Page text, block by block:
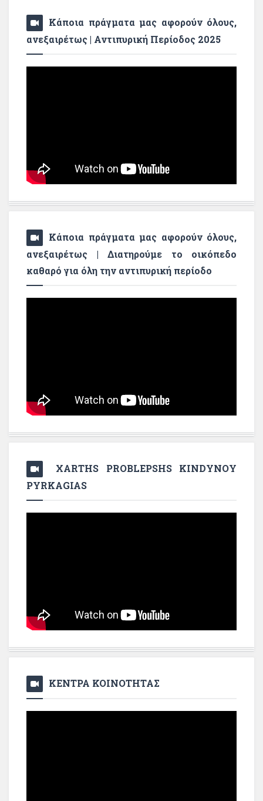
Κάποια πράγματα μας αφορούν όλους,
ανεξαιρέτως | Αντιπυρική Περίοδος 2025
Κάποια πράγματα μας αφορούν όλους,
ανεξαιρέτως | Διατηρούμε το οικόπεδο
καθαρό για όλη την αντιπυρική περίοδο
XARTHS PROBLEPSHS KINDYNOY
PYRKAGIAS
ΚΕΝΤΡΑ ΚΟΙΝΟΤΗΤΑΣ